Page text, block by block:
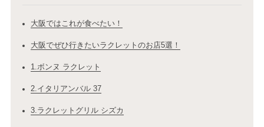
大阪ではこれが食べたい！
大阪でぜひ行きたいラクレットのお店5選！
1.ボンヌ ラクレット
2.イタリアンバル 37
3.ラクレットグリル シズカ